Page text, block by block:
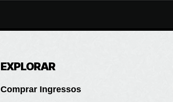
EXPLORAR
Comprar Ingressos